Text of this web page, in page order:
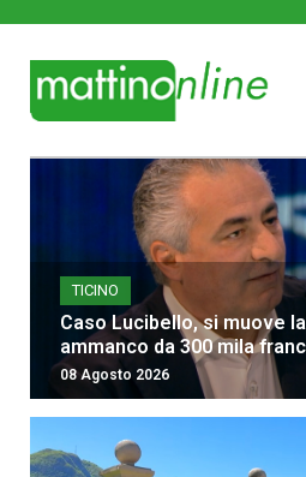
TICINO
Caso Lucibello, si muove
ammanco da 300 mila
08 Agosto 2026